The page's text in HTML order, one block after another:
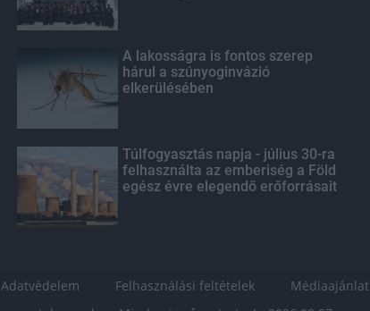
A lakosságra is fontos szerep
hárul a szúnyoginvázió
elkerülésében
Túlfogyasztás napja - július 30-ra
felhasználta az emberiség a Föld
egész évre elegendő erőforrásait
Adatvédelem Felhasználási feltételek Médiaajánlat